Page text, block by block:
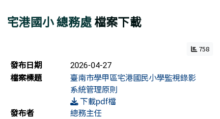
宅港國小總務處檔案下載
758
檔案列表
發布日期 2026-04-27
檔案標題
臺南市學甲區宅港國民小學監視錄影
系統管理原則
下載pdf檔
發布者
總務主任